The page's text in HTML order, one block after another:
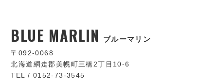
BLUE MARLIN ブルーマリン
〒092-0068
北海道網走郡美幌町三橋2丁目10-6
TEL / 0152-73-3545